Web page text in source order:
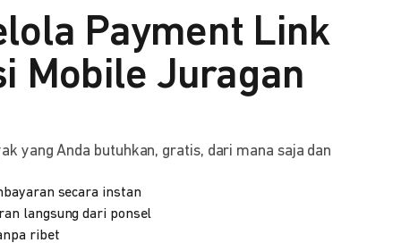
Payment Link
Mobile Juragan
yang Anda butuhkan, gratis, dari mana saja dan
secara instan
langsung dari ponsel
ribet